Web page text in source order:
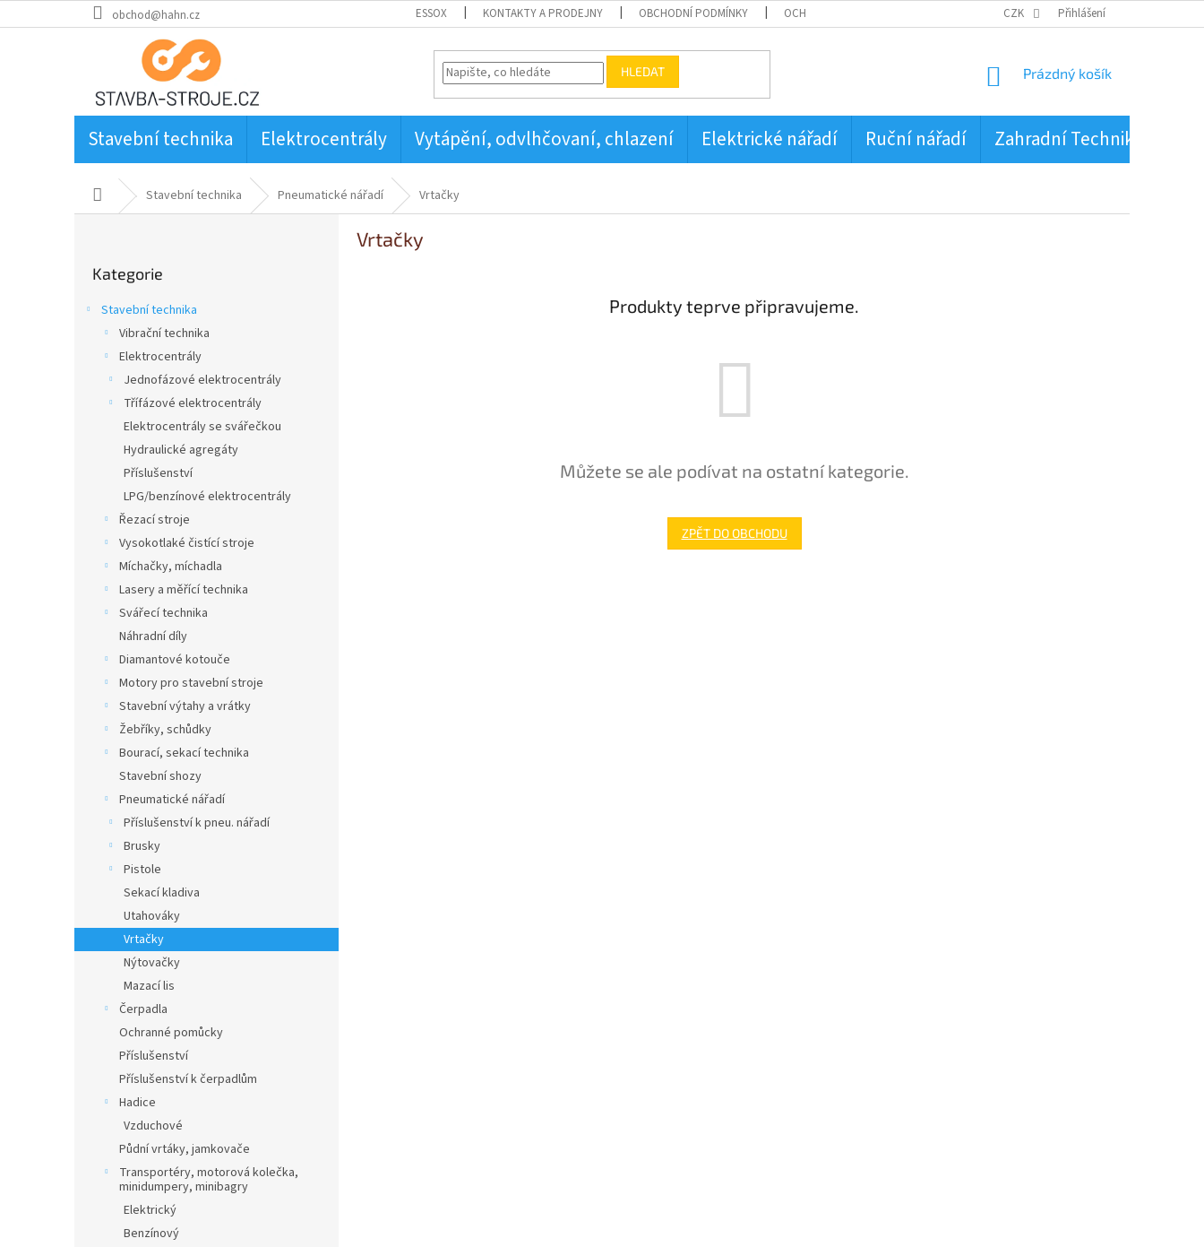
na
obchod@hahn.cz ESSOX KONTAKTY A PRODEJNY OBCHODNÍ PODMÍNKY OCHRANA OSOBNÍCH ÚDAJŮ CZK Přihlášení
HLEDAT
NÁKUPNÍ
Prázdný košík
Stavební technika Elektrocentrály Vytápění, odvlhčovaní, chlazení Elektrické nářadí Ruční nářadí Zahradní Technika
Domů Stavební technika Pneumatické nářadí Vrtačky
kategorie
Kategorie
Stavební technika
Vibrační technika
Elektrocentrály
Jednofázové elektrocentrály
Třífázové elektrocentrály
Elektrocentrály se svářečkou
Hydraulické agregáty
Příslušenství
LPG/benzínové elektrocentrály
Řezací stroje
Vysokotlaké čistící stroje
Míchačky, míchadla
Lasery a měřící technika
Svářecí technika
Náhradní díly
Diamantové kotouče
Motory pro stavební stroje
Stavební výtahy a vrátky
Žebříky, schůdky
Bourací, sekací technika
Stavební shozy
Pneumatické nářadí
Příslušenství k pneu. nářadí
Brusky
Pistole
Sekací kladiva
Utahováky
Vrtačky
Nýtovačky
Mazací lis
Čerpadla
Ochranné pomůcky
Příslušenství
Příslušenství k čerpadlům
Hadice
Vzduchové
Půdní vrtáky, jamkovače
Transportéry, motorová kolečka,
minidumpery, minibagry
Elektrický
Benzínový
Vrtačky
Produkty teprve připravujeme.
Můžete se ale podívat na ostatní kategorie.
ZPĚT DO OBCHODU